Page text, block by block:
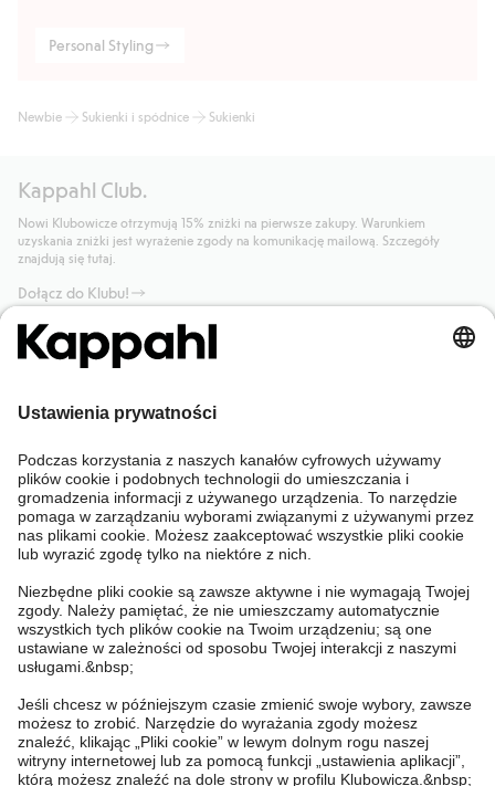
Personal Styling
Newbie Sukienki i spódnice Sukienki
Kappahl Club.
Nowi Klubowicze otrzymują 15% zniżki na pierwsze zakupy. Warunkiem
uzyskania zniżki jest wyrażenie zgody na komunikację mailową. Szczegóły
znajdują się tutaj.
Dołącz do Klubu!
Potrzebujesz pomocy?
Sklep internetowy
Częste pytania
Twoje zamówienie
Skontaktuj się z nami
Znajdź sklep
Kappahl Club
Mój profil
Kappahl Club
Warunki członkostwa
O nas
O Kappahl Group
Zrównoważony rozwój
Praca u nas
Warunki i zasady
Ogólne warunki zakupu
Polityka Prywatności
Więcej od nas